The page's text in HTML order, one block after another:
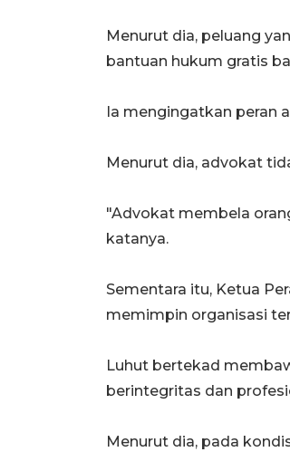
Menurut dia, peluang
bantuan hukum gratis
Ia mengingatkan peran
Menurut dia, advokat
"Advokat membela
katanya.
Sementara itu, Ketua
memimpin organisasi
Luhut bertekad
berintegritas dan
Menurut dia, pada